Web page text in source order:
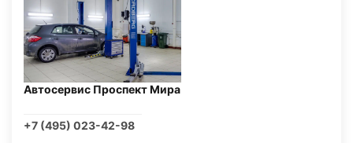
Автосервис Проспект Мира
+7 (495) 023-42-98